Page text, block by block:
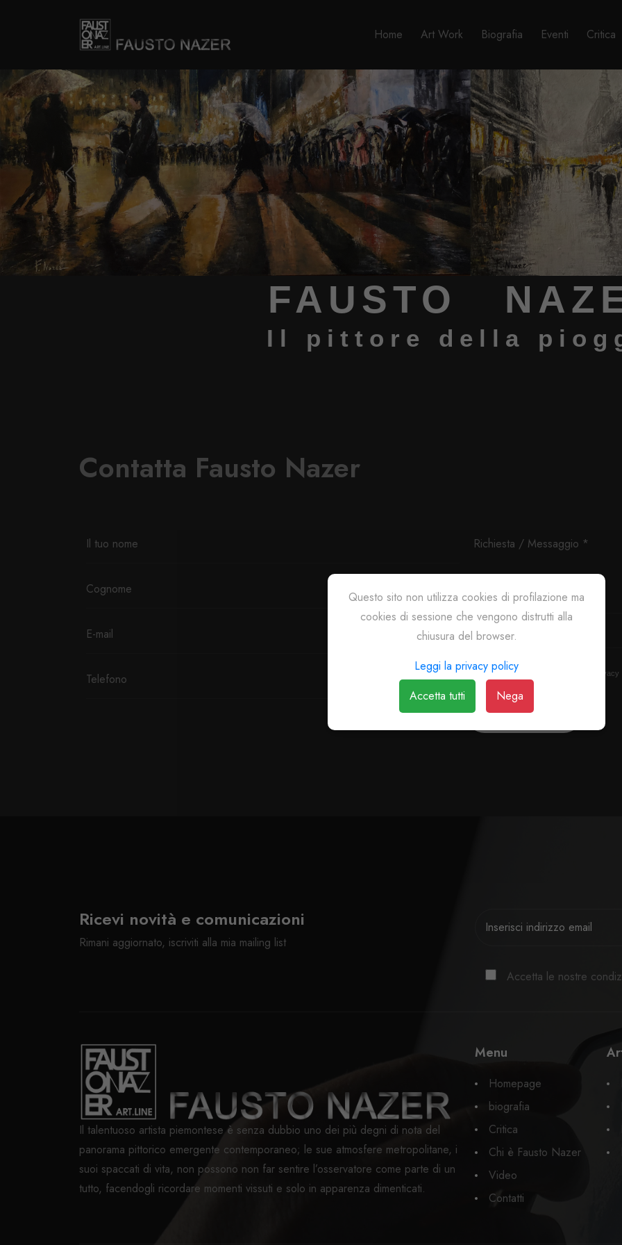
Home Art Work Biografia Eventi Critica
Previous
FAUSTO
Il pittore della
Contatta Fausto Nazer
Accetta le nostre condizioni sulla privacy
Ricevi novità e comunicazioni
Rimani aggiornato, iscriviti alla mia mailing list
Accetta le nostre
Il talentuoso artista piemontese è senza dubbio uno dei più degni di nota del
panorama pittorico emergente contemporaneo; le sue atmosfere metropolitane, i
suoi spaccati di vita, non possono non far sentire l’osservatore come parte di un
tutto, facendogli ricordare momenti vissuti e solo in apparenza dimenticati.
Menu
Homepage
biografia
Critica
Chi è Fausto Nazer
Video
Contatti
Questo sito non utilizza cookies di profilazione ma
cookies di sessione che vengono distrutti alla
chiusura del browser.
Leggi la privacy policy
Accetta tutti
Nega